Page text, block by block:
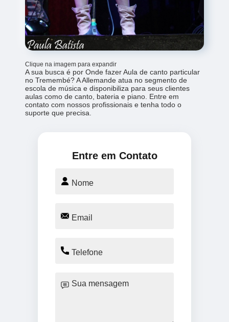
Clique na imagem para expandir
A sua busca é por Onde fazer Aula de canto particular
no Tremembé? A Allemande atua no segmento de
escola de música e disponibiliza para seus clientes
aulas como de canto, bateria e piano. Entre em
contato com nossos profissionais e tenha todo o
suporte que precisa.
Entre em Contato